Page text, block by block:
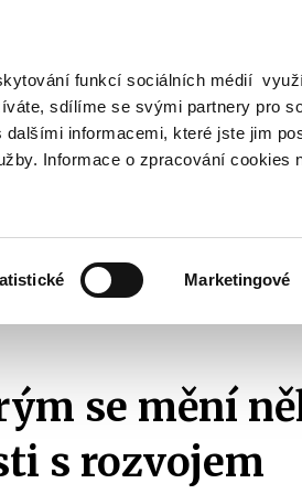
funkcí sociálních médií
sdílíme se svými partnery pro
informacemi, které jste jim
Informace o zpracování cookies
Marketingové
Vyhledat
submenu
účetnictví
Návrh zákona, kterým se mění některé
se mění
s rozvojem